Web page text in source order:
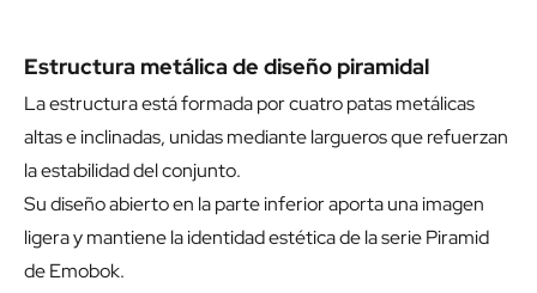
Estructura metálica de diseño piramidal
La estructura está formada por cuatro patas metálicas
altas e inclinadas, unidas mediante largueros que refuerzan
la estabilidad del conjunto.
Su diseño abierto en la parte inferior aporta una imagen
ligera y mantiene la identidad estética de la serie Piramid
de Emobok.